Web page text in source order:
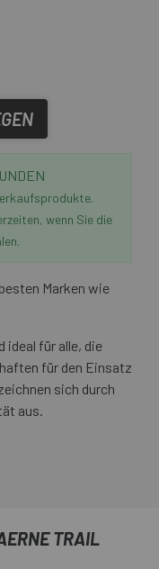
wenn Sie die
Marken wie
ideal für alle, die
für den Einsatz
sich durch
aus.
TRAIL